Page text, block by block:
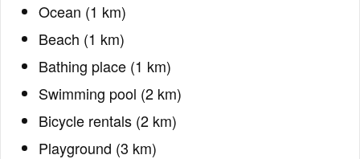
Ocean (1 km)
Beach (1 km)
Bathing place (1 km)
Swimming pool (2 km)
Bicycle rentals (2 km)
Playground (3 km)